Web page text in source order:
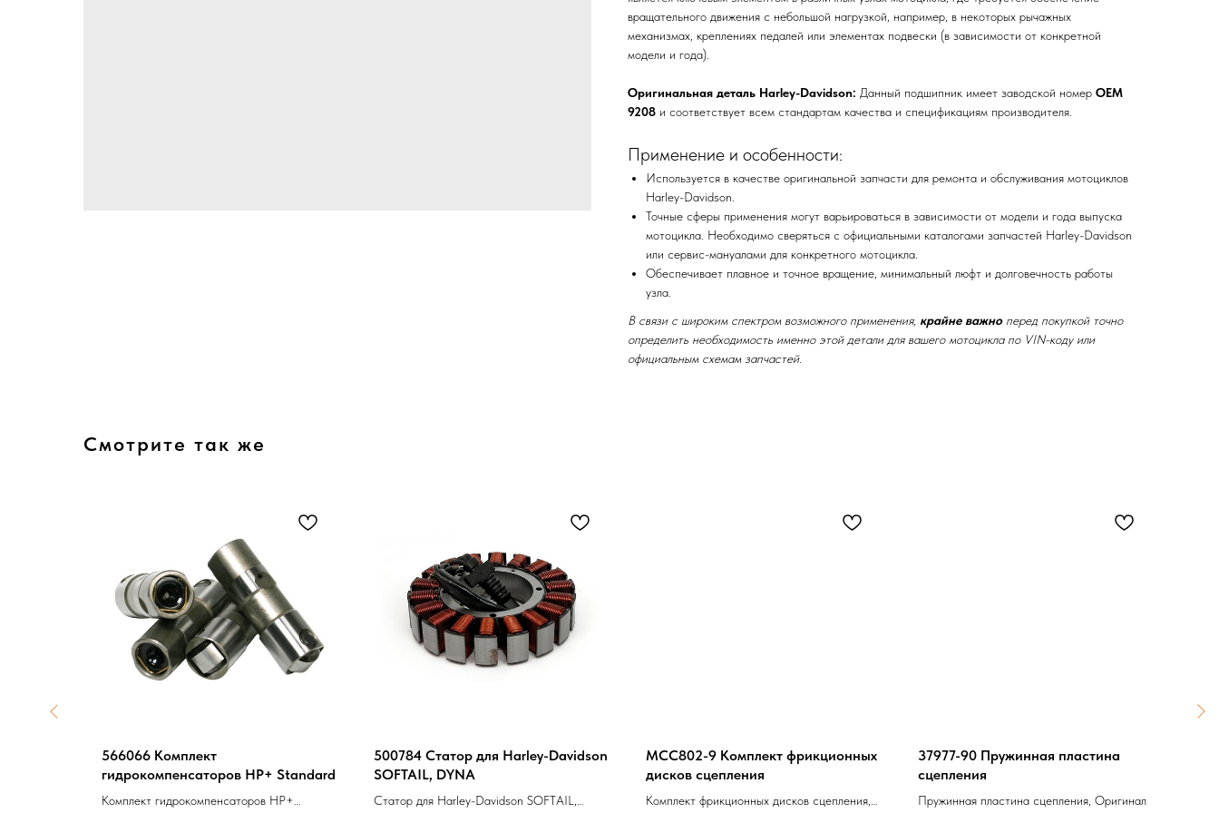
вращательного движения с небольшой нагрузкой, например, в некоторых рычажных
механизмах, креплениях педалей или элементах подвески (в зависимости от конкретной
модели и года).
Оригинальная деталь Harley-Davidson: Данный подшипник имеет заводской номер OEM
9208 и соответствует всем стандартам качества и спецификациям производителя.
Применение и особенности:
Используется в качестве оригинальной запчасти для ремонта и обслуживания мотоциклов
Harley-Davidson.
Точные сферы применения могут варьироваться в зависимости от модели и года выпуска
мотоцикла. Необходимо сверяться с официальными каталогами запчастей Harley-Davidson
или сервис-мануалами для конкретного мотоцикла.
Обеспечивает плавное и точное вращение, минимальный люфт и долговечность работы
узла.
В связи с широким спектром возможного применения, крайне важноперед покупкой точно
определить необходимость именно этой детали для вашего мотоцикла по VIN-коду или
официальным схемам запчастей.
Смотрите так же
566066 Комплект
гидрокомпенсаторов HP+ Standard
Комплект гидрокомпенсаторов HP+
500784 Статор для Harley-Davidson
SOFTAIL, DYNA
Статор для Harley-Davidson SOFTAIL,
MCC802-9 Комплект фрикционных
дисков сцепления
Комплект фрикционных дисков сцепления,
37977-90 Пружинная пластина
сцепления
Пружинная пластина сцепления, Оригинал